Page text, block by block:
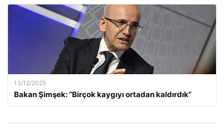
13/12/2025
Bakan Şimşek: “Birçok kaygıyı ortadan kaldırdık”